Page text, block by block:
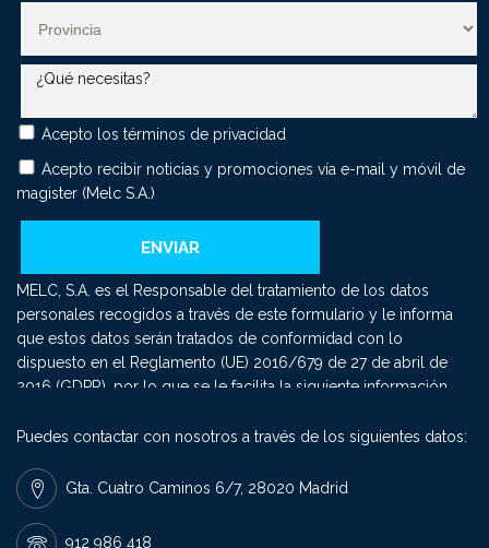
Acepto los términos de privacidad
Acepto recibir noticias y promociones vía e-mail y móvil de
magister (Melc S.A.)
MELC, S.A. es el Responsable del tratamiento de los datos
personales recogidos a través de este formulario y le informa
que estos datos serán tratados de conformidad con lo
dispuesto en el Reglamento (UE) 2016/679 de 27 de abril de
2016 (GDPR), por lo que se le facilita la siguiente información
comercial y el envío de comunicaciones sobre nuestros
se conservarán mientras exista un interés mutuo para mantener
el fin del tratamiento y cuando ya no sea necesario para tal fin,
se suprimirán con medidas de seguridad adecuadas para
Puedes contactar con nosotros a través de los siguientes datos:
Gta. Cuatro Caminos 6/7, 28020 Madrid
912 986 418